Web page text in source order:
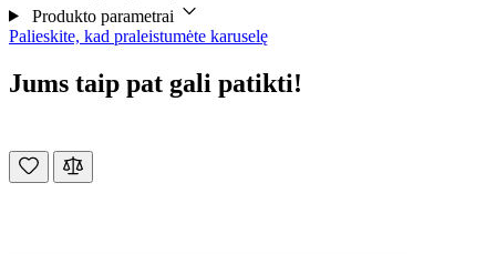
Produkto parametrai
Palieskite, kad praleistumėte karuselę
Jums taip pat gali patikti!